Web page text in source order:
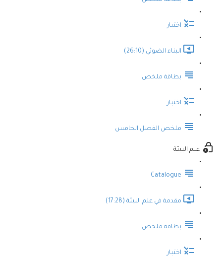
اختبار
البناء الضوئي (26:10)
بطاقة ملخص
اختبار
ملخص الفصل الخامس
علم البيئة
Catalogue
مقدمة في علم البيئة (17:28)
بطاقة ملخص
اختبار